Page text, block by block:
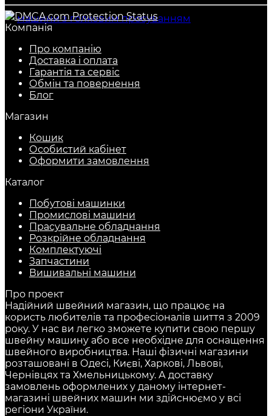
Компанія
Про компанію
Доставка і оплата
Гарантія та сервіс
Обмін та повернення
Блог
Магазин
Кошик
Особистий кабінет
Оформити замовлення
Каталог
Побутові машинки
Промислові машини
Прасувальне обладнання
Розкрійне обладнання
Комплектуючі
Запчастини
Вишивальні машини
Про проект
Надійний швейний магазин, що працює на
користь любителів та професіоналів шиття з 2009
року. У нас ви легко зможете купити свою першу
швейну машину або все необхідне для оснащення
швейного виробництва. Наші фізичні магазини
розташовані в Одесі, Києві, Харкові, Львові,
Чернівцях та Хмельницькому. А доставку
замовлень оформлених у даному інтернет-
магазині швейних машин ми здійснюємо у всі
регіони України.